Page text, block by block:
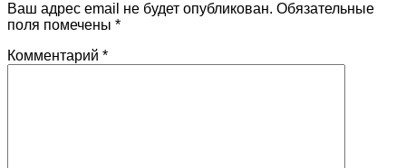
Ваш адрес email не будет опубликован. Обязательные
поля помечены *
Комментарий *